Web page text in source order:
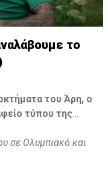
το
του Άρη, ο
τύπου της
σε Ολυμπιακό και